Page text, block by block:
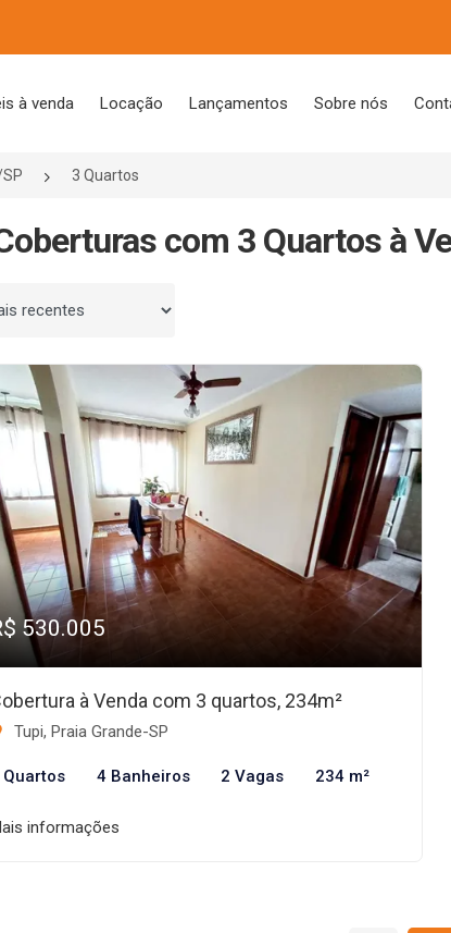
à venda Locação Lançamentos Sobre nós
3 Quartos
com 3 Quartos à
por
530.005
à Venda com 3 quartos, 234m²
Tupi, Praia Grande-SP
Quartos 4 Banheiros 2 Vagas 234 m²
informações